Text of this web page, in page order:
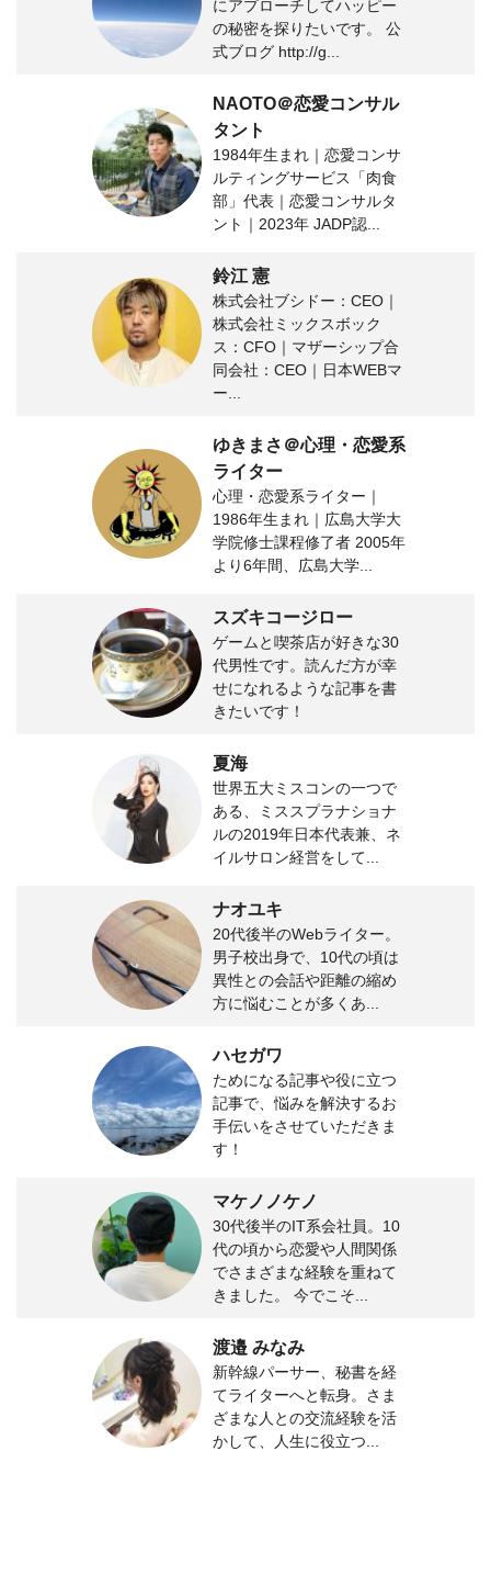
にアプローチしてハッピー
の秘密を探りたいです。 公
式ブログ http://g...
NAOTO＠恋愛コンサル
タント
1984年生まれ｜恋愛コンサ
ルティングサービス「肉食
部」代表｜恋愛コンサルタ
ント｜2023年 JADP認...
鈴江 憲
株式会社ブシドー：CEO｜
株式会社ミックスボック
ス：CFO｜マザーシップ合
同会社：CEO｜日本WEBマ
ー...
ゆきまさ＠心理・恋愛系
ライター
心理・恋愛系ライター｜
1986年生まれ｜広島大学大
学院修士課程修了者 2005年
より6年間、広島大学...
スズキコージロー
ゲームと喫茶店が好きな30
代男性です。読んだ方が幸
せになれるような記事を書
きたいです！
夏海
世界五大ミスコンの一つで
ある、ミススプラナショナ
ルの2019年日本代表兼、ネ
イルサロン経営をして...
ナオユキ
20代後半のWebライター。
男子校出身で、10代の頃は
異性との会話や距離の縮め
方に悩むことが多くあ...
ハセガワ
ためになる記事や役に立つ
記事で、悩みを解決するお
手伝いをさせていただきま
す！
マケノノケノ
30代後半のIT系会社員。10
代の頃から恋愛や人間関係
でさまざまな経験を重ねて
きました。 今でこそ...
渡邉 みなみ
新幹線パーサー、秘書を経
てライターへと転身。さま
ざまな人との交流経験を活
かして、人生に役立つ...